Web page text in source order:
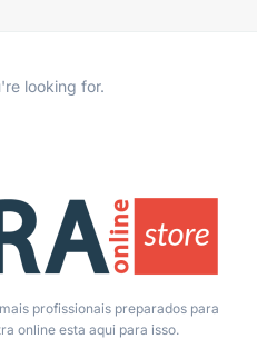
looking for.
profissionais preparados para
online esta aqui para isso.